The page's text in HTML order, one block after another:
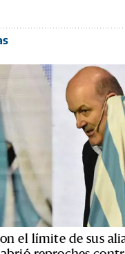
el límite de sus